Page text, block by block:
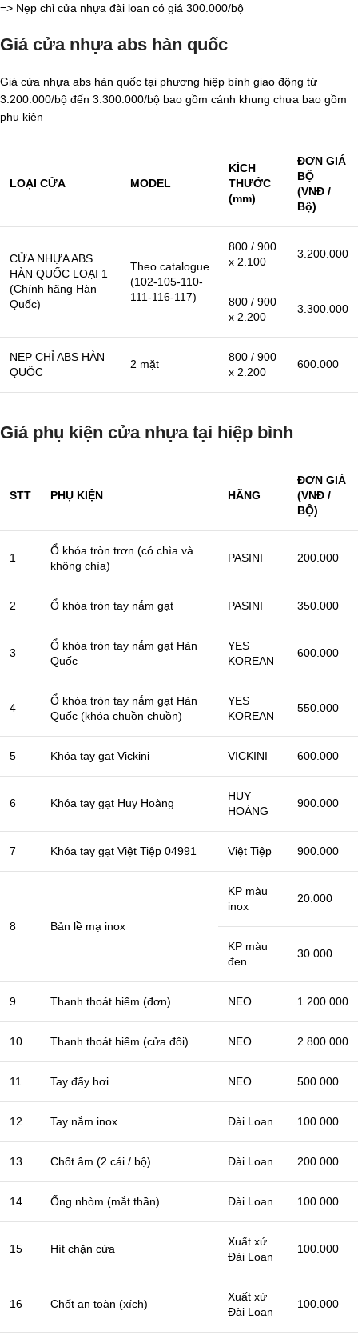
=> Nẹp chỉ cửa nhựa đài loan có giá 300.000/bộ
Giá cửa nhựa abs hàn quốc
Giá cửa nhựa abs hàn quốc tại phương hiệp bình giao động từ
3.200.000/bộ đến 3.300.000/bộ bao gồm cánh khung chưa bao gồm
phụ kiện
LOẠI CỬA MODEL
KÍCH
THƯỚC
(mm)
ĐƠN GIÁ
BỘ
(VNĐ /
Bộ)
CỬA NHỰA ABS
HÀN QUỐC LOẠI 1
(Chính hãng Hàn
Quốc)
Theo catalogue
(102-105-110-
111-116-117)
800 / 900
x 2.100
3.200.000
800 / 900
x 2.200
3.300.000
NẸP CHỈ ABS HÀN
QUỐC
2 mặt
800 / 900
x 2.200
600.000
Giá phụ kiện cửa nhựa tại hiệp bình
STT PHỤ KIỆN HÃNG
ĐƠN GIÁ
(VNĐ /
BỘ)
1
Ổ khóa tròn trơn (có chìa và
không chìa)
PASINI 200.000
2 Ổ khóa tròn tay nắm gạt PASINI 350.000
3
Ổ khóa tròn tay nắm gạt Hàn
Quốc
YES
KOREAN
600.000
4
Ổ khóa tròn tay nắm gạt Hàn
Quốc (khóa chuồn chuồn)
YES
KOREAN
550.000
5 Khóa tay gạt Vickini VICKINI 600.000
6 Khóa tay gạt Huy Hoàng
HUY
HOÀNG
900.000
7 Khóa tay gạt Việt Tiệp 04991 Việt Tiệp 900.000
8 Bản lề mạ inox
KP màu
inox
20.000
KP màu
đen
30.000
9 Thanh thoát hiểm (đơn) NEO 1.200.000
10 Thanh thoát hiểm (cửa đôi) NEO 2.800.000
11 Tay đẩy hơi NEO 500.000
12 Tay nắm inox Đài Loan 100.000
13 Chốt âm (2 cái / bộ) Đài Loan 200.000
14 Ống nhòm (mắt thần) Đài Loan 100.000
15 Hít chặn cửa
Xuất xứ
Đài Loan
100.000
16 Chốt an toàn (xích)
Xuất xứ
Đài Loan
100.000